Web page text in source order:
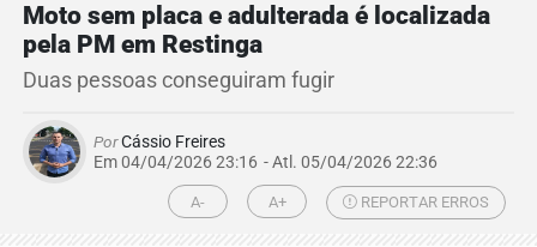
Moto sem placa e adulterada é localizada
pela PM em Restinga
Duas pessoas conseguiram fugir
PorCássio Freires
Em 04/04/2026 23:16 - Atl. 05/04/2026 22:36
A- A+ REPORTAR ERROS